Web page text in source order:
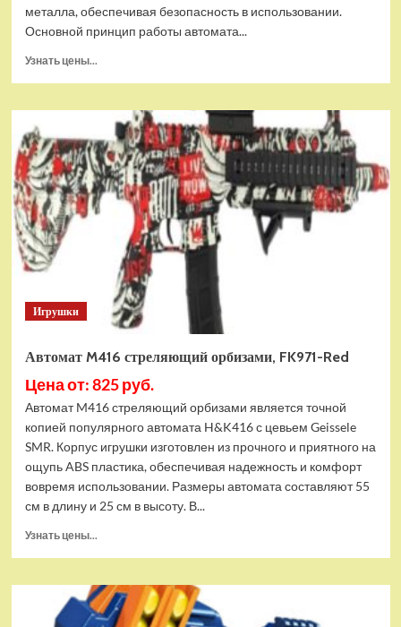
металла, обеспечивая безопасность в использовании.
Основной принцип работы автомата...
Узнать цены...
Автомат
Blaze
Storm
с
мягкими
пулями
на
батарейках,
Zecong
ZC7073
Игрушки
Автомат M416 стреляющий орбизами, FK971-Red
Цена от: 825 руб.
Автомат M416 стреляющий орбизами является точной
копией популярного автомата H&K416 с цевьем Geissele
SMR. Корпус игрушки изготовлен из прочного и приятного на
ощупь ABS пластика, обеспечивая надежность и комфорт
вовремя использовании. Размеры автомата составляют 55
см в длину и 25 см в высоту. В...
Узнать цены...
Автомат
M416
стреляющий